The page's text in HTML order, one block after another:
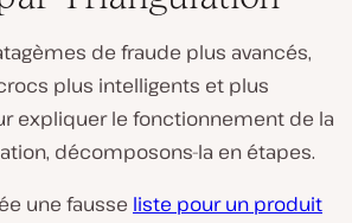
de fraude plus avancés,
plus intelligents et plus
expliquer le fonctionnement de la
décomposons-la en étapes.
une fausse liste pour un produit